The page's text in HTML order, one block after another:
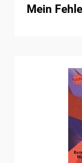
Mein